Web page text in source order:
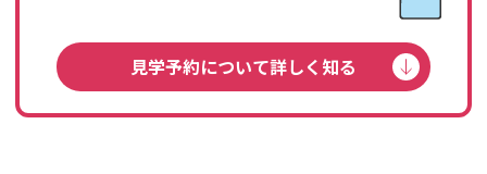
見学予約について詳しく知る